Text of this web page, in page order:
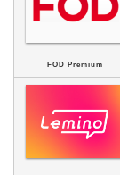
FOD Premium